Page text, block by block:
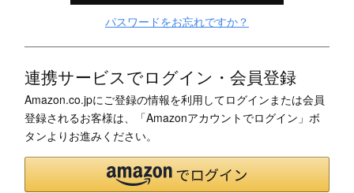
パスワードをお忘れですか？
連携サービスでログイン・会員登録
Amazon.co.jpにご登録の情報を利用してログインまたは会員
登録されるお客様は、「Amazonアカウントでログイン」ボ
タンよりお進みください。